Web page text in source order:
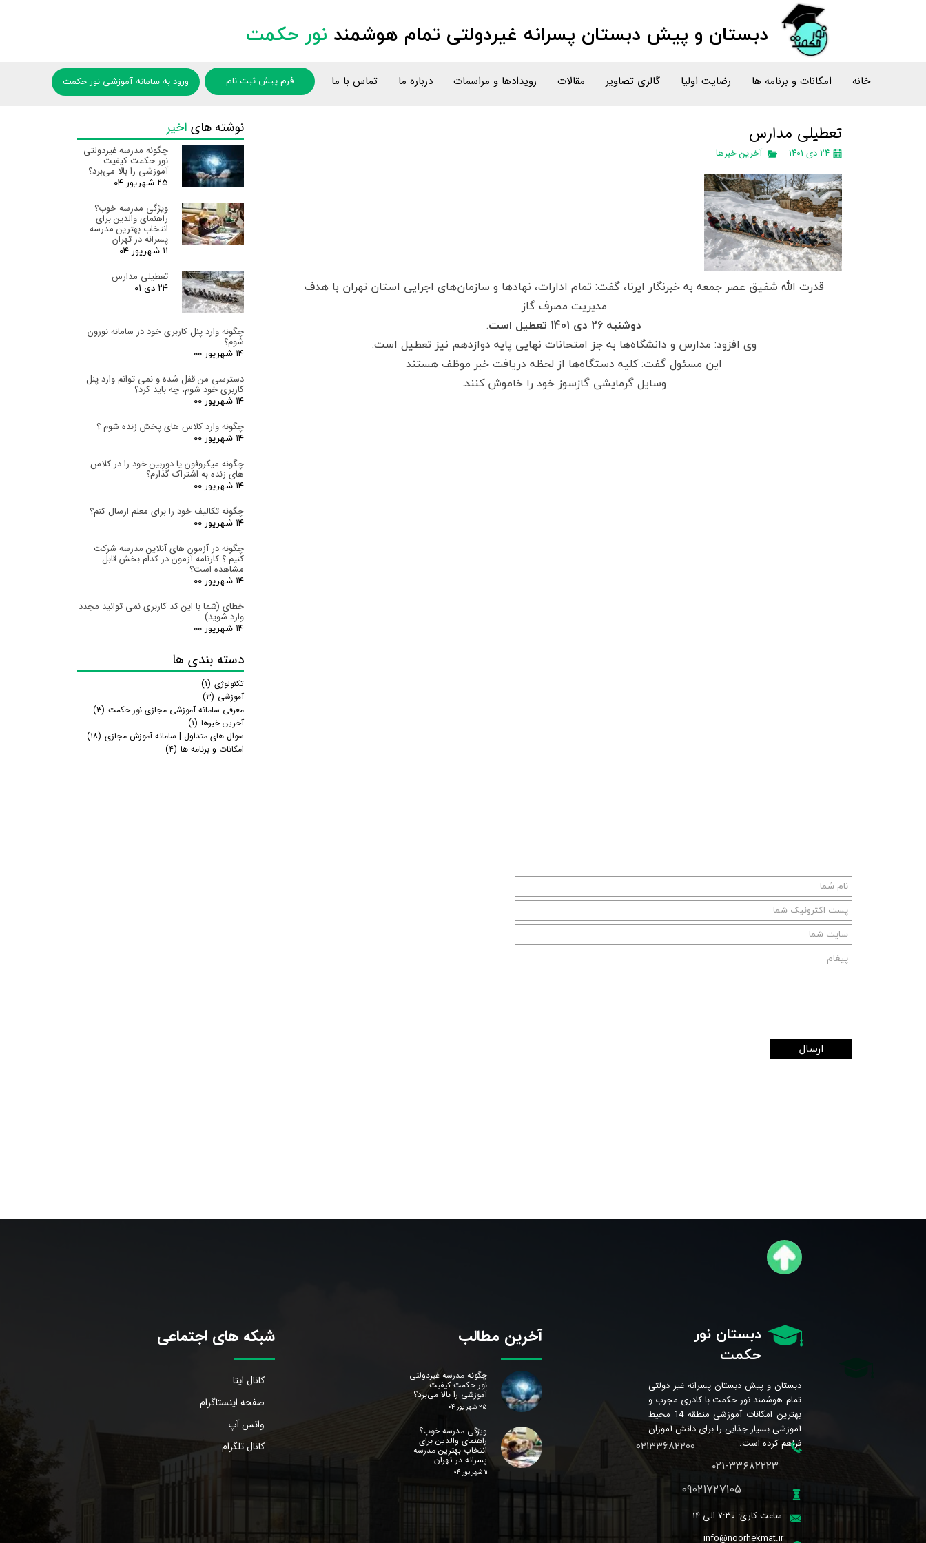
دبستان و پیش دبستان پسرانه غیردولتی تمام هوشمند نور حکمت
خانه امکانات و برنامه ها رضایت اولیا گالری تصاویر مقالات رویدادها و مراسمات درباره ما تماس با ما فرم پیش ثبت نام ورود به سامانه آموزشی نور حکمت
تعطیلی مدارس
۲۴ دی ۱۴۰۱ آخرین خبرها
قدرت الله شفیق عصر جمعه به خبرنگار ایرنا، گفت: تمام ادارات، نهادها و سازمان‌های اجرایی استان تهران با هدف
مدیریت مصرف گاز
دوشنبه 26 دی 1401 تعطیل است
.
وی افزود: مدارس و دانشگاه‌ها به جز امتحانات نهایی پایه دوازدهم نیز تعطیل است.
این مسئول گفت: کلیه دستگاه‌ها از لحظه دریافت خبر موظف هستند
وسایل گرمایشی گازسوز خود را خاموش کنند.
ارسال
نوشته های اخیر
چگونه مدرسه غیردولتی
نور حکمت کیفیت
آموزشی را بالا می‌برد؟
۲۵ شهریور ۰۴
ویژگی مدرسه خوب؟
راهنمای والدین برای
انتخاب بهترین مدرسه
پسرانه در تهران
۱۱ شهریور ۰۴
تعطیلی مدارس
۲۴ دی ۰۱
چگونه وارد پنل کاربری خود در سامانه نورون
شوم؟
۱۴ شهریور ۰۰
دسترسی من قفل شده و نمی توانم وارد پنل
کاربری خود شوم، چه باید کرد؟
۱۴ شهریور ۰۰
چگونه وارد کلاس های پخش زنده شوم ؟
۱۴ شهریور ۰۰
چگونه میکروفون یا دوربین خود را در کلاس
های زنده به اشتراک گذارم؟
۱۴ شهریور ۰۰
چگونه تکالیف خود را برای معلم ارسال کنم؟
۱۴ شهریور ۰۰
چگونه در آزمون های آنلاین مدرسه شرکت
کنیم ؟ کارنامه آزمون در کدام بخش قابل
مشاهده است؟
۱۴ شهریور ۰۰
خطای (شما با این کد کاربری نمی توانید مجدد
وارد شوید)
۱۴ شهریور ۰۰
دسته بندی ها
تکنولوژی (۱)
آموزشی (۳)
معرفی سامانه آموزشی مجازی نور حکمت (۳)
آخرین خبرها (۱)
سوال های متداول | سامانه آموزش مجازی (۱۸)
امکانات و برنامه ها (۴)
دبستان نور
حکمت
دبستان و پیش دبستان پسرانه غیر دولتی
تمام هوشمند نور حکمت با کادری مجرب و
بهترین امکانات آموزشی منطقه 14 محیط
آموزشی بسیار جذابی را برای دانش آموزان
فراهم کرده است.
info@noorhekmat.ir
ساعت کاری: 7:30 الی 14
۰۲۱-۳۳۶۸۲۲۲۳
09021727105
آخرین مطالب
چگونه مدرسه غیردولتی
نور حکمت کیفیت
آموزشی را بالا می‌برد؟
۲۵ شهریور ۰۴
ویژگی مدرسه خوب؟
راهنمای والدین برای
انتخاب بهترین مدرسه
پسرانه در تهران
۱۱ شهریور ۰۴
شبکه های اجتماعی
کانال ایتا
صفحه اینستاگرام
واتس آپ
کانال تلگرام
02133682200